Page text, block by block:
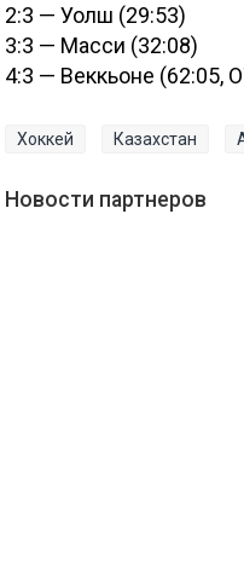
2:3 — Уолш (29:53)
3:3 — Масси (32:08)
4:3 — Веккьоне (62:05,
Хоккей Казахстан
Новости партнеров